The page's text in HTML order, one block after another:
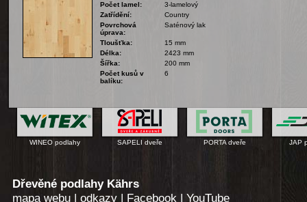
Počet lamel:
3-lamelový
Zatřídění:
Country
Povrchová
úprava:
Saténový lak
Tloušťka:
15 mm
Délka:
2423 mm
Šířka:
200 mm
Počet kusů v
balíku:
6
WINEO podlahy SAPELI dveře PORTA dveře JAP
Dřevěné podlahy Kährs
mapa webu | odkazy | Facebook | YouTube